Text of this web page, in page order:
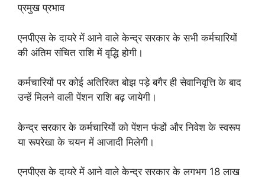
प्रमुख प्रभाव
एनपीएस के दायरे में आने वाले केन्‍द्र सरकार के सभी कर्मचारियों
की अंतिम संचित राशि में वृद्धि होगी।
कर्मचारियों पर कोई अतिरिक्‍त बोझ पड़े बगैर ही सेवानिवृत्ति के बाद
उन्‍हें मिलने वाली पेंशन राशि बढ़ जायेगी।
केन्‍द्र सरकार के कर्मचारियों को पेंशन फंडों और निवेश के स्‍वरूप
या रूपरेखा के चयन में आजादी मिलेगी।
एनपीएस के दायरे में आने वाले केन्‍द्र सरकार के लगभग 18 लाख